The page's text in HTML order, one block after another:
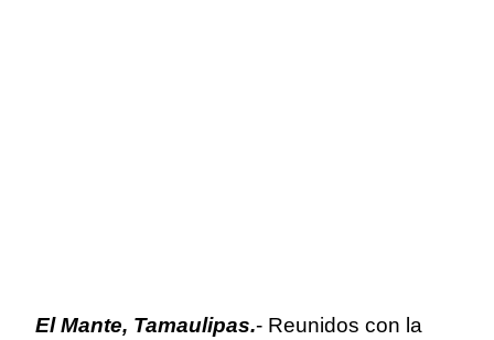
El Mante, Tamaulipas.- Reunidos con la